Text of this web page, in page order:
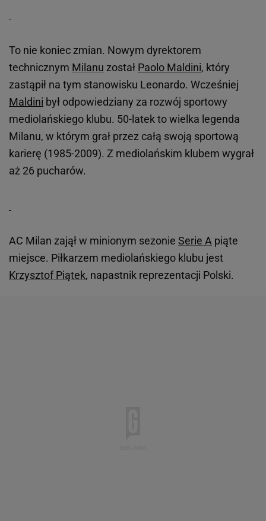
To nie koniec zmian. Nowym dyrektorem
technicznym Milanu został Paolo Maldini, który
zastąpił na tym stanowisku Leonardo. Wcześniej
Maldini był odpowiedziany za rozwój sportowy
mediolańskiego klubu. 50-latek to wielka legenda
Milanu, w którym grał przez całą swoją sportową
karierę (1985-2009). Z mediolańskim klubem wygrał
aż 26 pucharów.
AC Milan zajął w minionym sezonie Serie A piąte
miejsce. Piłkarzem mediolańskiego klubu jest
Krzysztof Piątek, napastnik reprezentacji Polski.